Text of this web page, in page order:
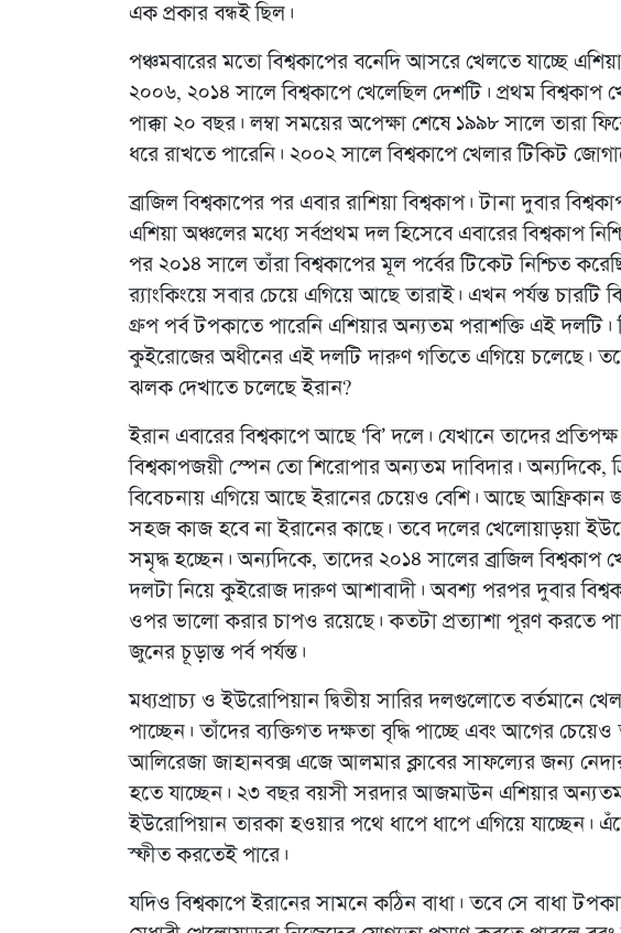
এক প্রকার বন্ধই ছিল।
পঞ্চমবারের মতো বিশ্বকাপের বনেদি আসরে খেলতে যাচ্ছে
২০০৬, ২০১৪ সালে বিশ্বকাপে খেলেছিল দেশটি। প্রথম
পাক্কা ২০ বছর। লম্বা সময়ের অপেক্ষা শেষে ১৯৯৮ সালে তারা
ধরে রাখতে পারেনি। ২০০২ সালে বিশ্বকাপে খেলার টিকিট
ব্রাজিল বিশ্বকাপের পর এবার রাশিয়া বিশ্বকাপ। টানা দুবার
এশিয়া অঞ্চলের মধ্যে সর্বপ্রথম দল হিসেবে এবারের বিশ্বকাপ
পর ২০১৪ সালে তাঁরা বিশ্বকাপের মূল পর্বের টিকেট নিশ্চিত
র‍্যাংকিংয়ে সবার চেয়ে এগিয়ে আছে তারাই। এখন পর্যন্ত
গ্রুপ পর্ব টপকাতে পারেনি এশিয়ার অন্যতম পরাশক্তি এই দলটি।
কুইরোজের অধীনের এই দলটি দারুণ গতিতে এগিয়ে চলেছে।
ঝলক দেখাতে চলেছে ইরান?
ইরান এবারের বিশ্বকাপে আছে ‘বি’ দলে। যেখানে তাদের
বিশ্বকাপজয়ী স্পেন তো শিরোপার অন্যতম দাবিদার। অন্যদিকে,
বিবেচনায় এগিয়ে আছে ইরানের চেয়েও বেশি। আছে আফ্রিকান
সহজ কাজ হবে না ইরানের কাছে। তবে দলের খেলোয়াড়য়া
সমৃদ্ধ হচ্ছেন। অন্যদিকে, তাদের ২০১৪ সালের ব্রাজিল
দলটা নিয়ে কুইরোজ দারুণ আশাবাদী। অবশ্য পরপর দুবার
ওপর ভালো করার চাপও রয়েছে। কতটা প্রত্যাশা পূরণ করতে
জুনের চূড়ান্ত পর্ব পর্যন্ত।
মধ্যপ্রাচ্য ও ইউরোপিয়ান দ্বিতীয় সারির দলগুলোতে বর্তমানে
পাচ্ছেন। তাঁদের ব্যক্তিগত দক্ষতা বৃদ্ধি পাচ্ছে এবং আগের
আলিরেজা জাহানবক্স এজে আলমার ক্লাবের সাফল্যের জন্য
হতে যাচ্ছেন। ২৩ বছর বয়সী সরদার আজমাউন এশিয়ার
ইউরোপিয়ান তারকা হওয়ার পথে ধাপে ধাপে এগিয়ে যাচ্ছেন।
স্ফীত করতেই পারে।
যদিও বিশ্বকাপে ইরানের সামনে কঠিন বাধা। তবে সে বাধা